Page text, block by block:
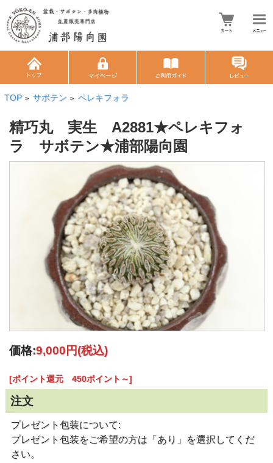
TOP > サボテン > ペレキフォラ
精巧丸 実生 A2881★ペレキフォ
ラ サボテン★浦部陽向園
価格:9,000円(税込)
[ポイント還元 450ポイント～]
注文
プレゼント包装について:
プレゼント包装をご希望の方は「あり」を選択してくだ
さい。